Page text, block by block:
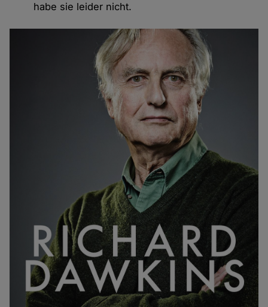
habe sie leider nicht.